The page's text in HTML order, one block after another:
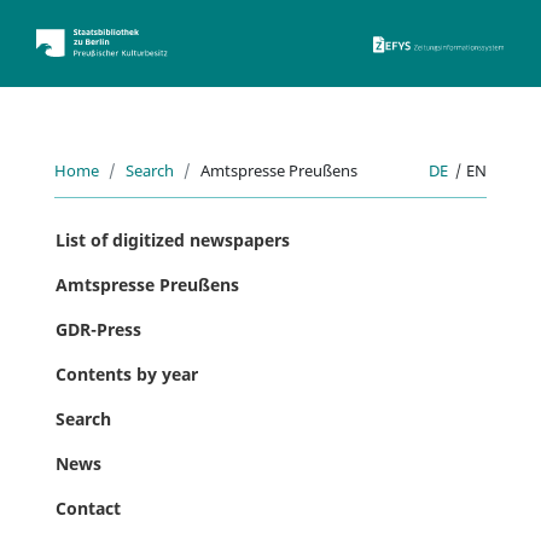
Home Search Amtspresse Preußens DE | EN
List of digitized newspapers
Amtspresse Preußens
GDR-Press
Contents by year
Search
News
Contact